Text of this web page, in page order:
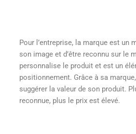
Pour l’entreprise, la marque est un
son image et d’être reconnu sur le
personnalise le produit et est un
positionnement. Grâce à sa
suggérer la valeur de son produit.
reconnue, plus le prix est élevé.